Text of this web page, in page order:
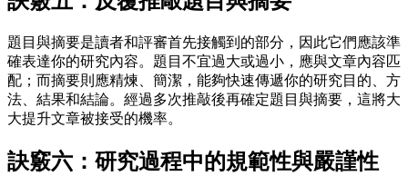
題目與摘要是讀者和評審首先接觸到的部分，因此它們應該準
確表達你的研究內容。題目不宜過大或過小，應與文章內容匹
配；而摘要則應精煉、簡潔，能夠快速傳遞你的研究目的、方
法、結果和結論。經過多次推敲後再確定題目與摘要，這將大
大提升文章被接受的機率。
訣竅六：研究過程中的規範性與嚴謹性